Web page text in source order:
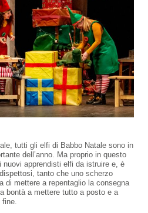
tutti gli elfi di Babbo Natale sono in
dell’anno. Ma proprio in questo
nuovi apprendisti elfi da istruire e, è
tanto che uno scherzo
di mettere a repentaglio la consegna
bontà a mettere tutto a posto e a
fine.